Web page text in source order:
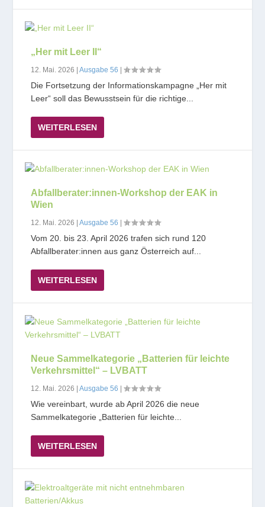
„Her mit Leer II“
12. Mai. 2026 |Ausgabe 56 |
Die Fortsetzung der Informationskampagne „Her mit
Leer“ soll das Bewusstsein für die richtige...
WEITERLESEN
Abfallberater:innen-Workshop der EAK in
Wien
12. Mai. 2026 |Ausgabe 56 |
Vom 20. bis 23. April 2026 trafen sich rund 120
Abfallberater:innen aus ganz Österreich auf...
WEITERLESEN
Neue Sammelkategorie „Batterien für leichte
Verkehrsmittel“ – LVBATT
12. Mai. 2026 |Ausgabe 56 |
Wie vereinbart, wurde ab April 2026 die neue
Sammelkategorie „Batterien für leichte...
WEITERLESEN